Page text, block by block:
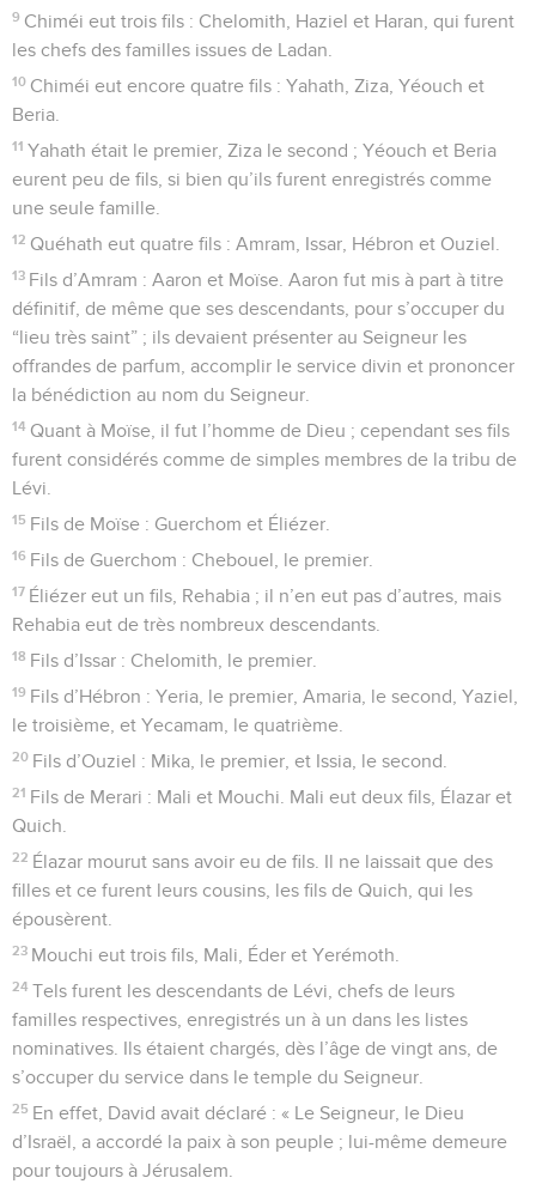
9 Chiméi eut trois fils : Chelomith, Haziel et Haran, qui furent
les chefs des familles issues de Ladan.
10 Chiméi eut encore quatre fils : Yahath, Ziza, Yéouch et
Beria.
11 Yahath était le premier, Ziza le second ; Yéouch et Beria
eurent peu de fils, si bien qu’ils furent enregistrés comme
une seule famille.
12 Quéhath eut quatre fils : Amram, Issar, Hébron et Ouziel.
13 Fils d’Amram : Aaron et Moïse. Aaron fut mis à part à titre
définitif, de même que ses descendants, pour s’occuper du
“lieu très saint” ; ils devaient présenter au Seigneur les
offrandes de parfum, accomplir le service divin et prononcer
la bénédiction au nom du Seigneur.
14 Quant à Moïse, il fut l’homme de Dieu ; cependant ses fils
furent considérés comme de simples membres de la tribu de
Lévi.
15 Fils de Moïse : Guerchom et Éliézer.
16 Fils de Guerchom : Chebouel, le premier.
17 Éliézer eut un fils, Rehabia ; il n’en eut pas d’autres, mais
Rehabia eut de très nombreux descendants.
18 Fils d’Issar : Chelomith, le premier.
19 Fils d’Hébron : Yeria, le premier, Amaria, le second, Yaziel,
le troisième, et Yecamam, le quatrième.
20 Fils d’Ouziel : Mika, le premier, et Issia, le second.
21 Fils de Merari : Mali et Mouchi. Mali eut deux fils, Élazar et
Quich.
22 Élazar mourut sans avoir eu de fils. Il ne laissait que des
filles et ce furent leurs cousins, les fils de Quich, qui les
épousèrent.
23 Mouchi eut trois fils, Mali, Éder et Yerémoth.
24 Tels furent les descendants de Lévi, chefs de leurs
familles respectives, enregistrés un à un dans les listes
nominatives. Ils étaient chargés, dès l’âge de vingt ans, de
s’occuper du service dans le temple du Seigneur.
25 En effet, David avait déclaré : « Le Seigneur, le Dieu
d’Israël, a accordé la paix à son peuple ; lui-même demeure
pour toujours à Jérusalem.